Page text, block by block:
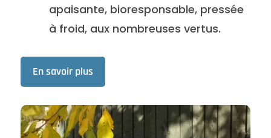
apaisante, bioresponsable, pressée
à froid, aux nombreuses vertus.
En savoir plus